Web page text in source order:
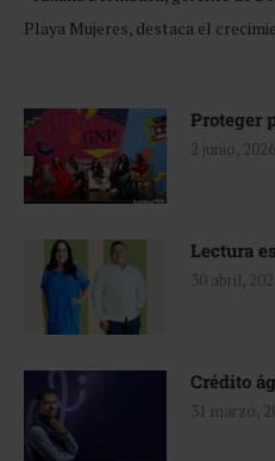
Playa Mujeres, destaca el
Proteger
2 junio, 2026
Lectura
30 abril,
Crédito
31 marzo,